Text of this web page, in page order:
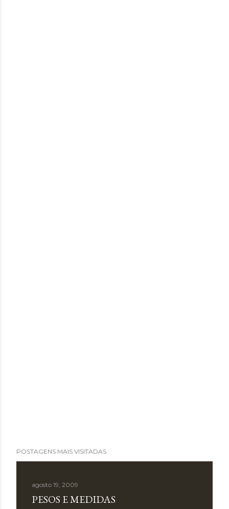
POSTAGENS MAIS VISITADAS
agosto 19, 2009
PESOS E MEDIDAS